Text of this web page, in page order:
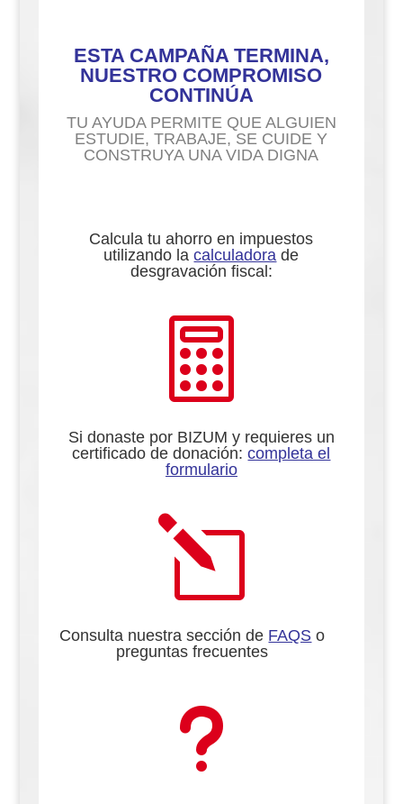
ESTA CAMPAÑA TERMINA,
NUESTRO COMPROMISO
CONTINÚA
TU AYUDA PERMITE QUE ALGUIEN
ESTUDIE, TRABAJE, SE CUIDE Y
CONSTRUYA UNA VIDA DIGNA
Calcula tu ahorro en impuestos
utilizando lacalculadora de
desgravación fiscal:

Si donaste por BIZUM y requieres un
certificado de donación:completa el
formulario
l
Consulta nuestra sección de FAQS o
preguntas frecuentes
u